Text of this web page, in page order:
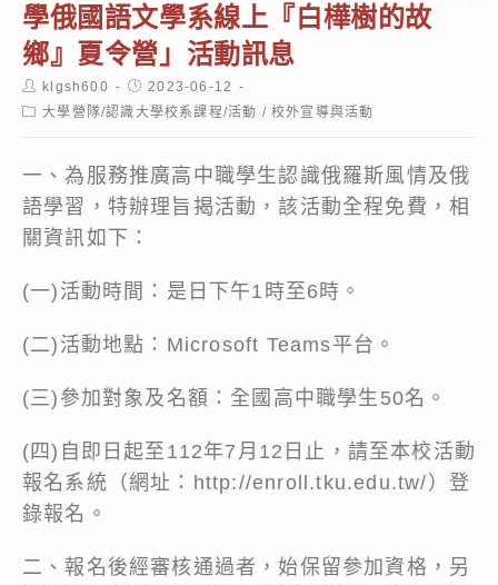
學俄國語文學系線上『白樺樹的故
鄉』夏令營」活動訊息
Post
author:
klgsh600
Post
published:
2023-06-12
Post大學營隊/認識大學校系課程/活動 / 校外宣導與活動
一、為服務推廣高中職學生認識俄羅斯風情及俄
語學習，特辦理旨揭活動，該活動全程免費，相
關資訊如下：
(一)活動時間：是日下午1時至6時。
(二)活動地點：Microsoft Teams平台。
(三)參加對象及名額：全國高中職學生50名。
(四)自即日起至112年7月12日止，請至本校活動
報名系統（網址： http://enroll.tku.edu.tw/）登
錄報名。
二、報名後經審核通過者，始保留參加資格，另